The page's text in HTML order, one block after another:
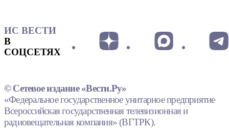
ИС ВЕСТИ
В
СОЦСЕТЯХ
© Сетевое издание «Вести.Ру»
«Федеральное государственное унитарное предприятие
Всероссийская государственная телевизионная и
радиовещательная компания» (ВГТРК).